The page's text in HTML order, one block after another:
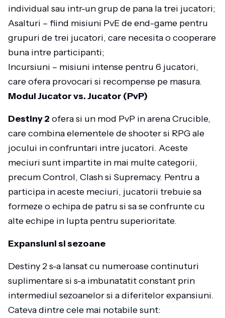
individual sau intr-un grup de pana la trei jucatori;
Asalturi – fiind misiuni PvE de end-game pentru
grupuri de trei jucatori, care necesita o cooperare
buna intre participanti;
Incursiuni – misiuni intense pentru 6 jucatori,
care ofera provocari si recompense pe masura.
Modul Jucator vs. Jucator (PvP)
Destiny 2 ofera si un mod PvP in arena Crucible,
care combina elementele de shooter si RPG ale
jocului in confruntari intre jucatori. Aceste
meciuri sunt impartite in mai multe categorii,
precum Control, Clash si Supremacy. Pentru a
participa in aceste meciuri, jucatorii trebuie sa
formeze o echipa de patru si sa se confrunte cu
alte echipe in lupta pentru superioritate.
Expansiuni si sezoane
Destiny 2 s-a lansat cu numeroase continuturi
suplimentare si s-a imbunatatit constant prin
intermediul sezoanelor si a diferitelor expansiuni.
Cateva dintre cele mai notabile sunt: